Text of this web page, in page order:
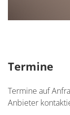
Termine
Termine auf
Anbieter